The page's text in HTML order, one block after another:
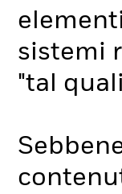
sistemi
"tal